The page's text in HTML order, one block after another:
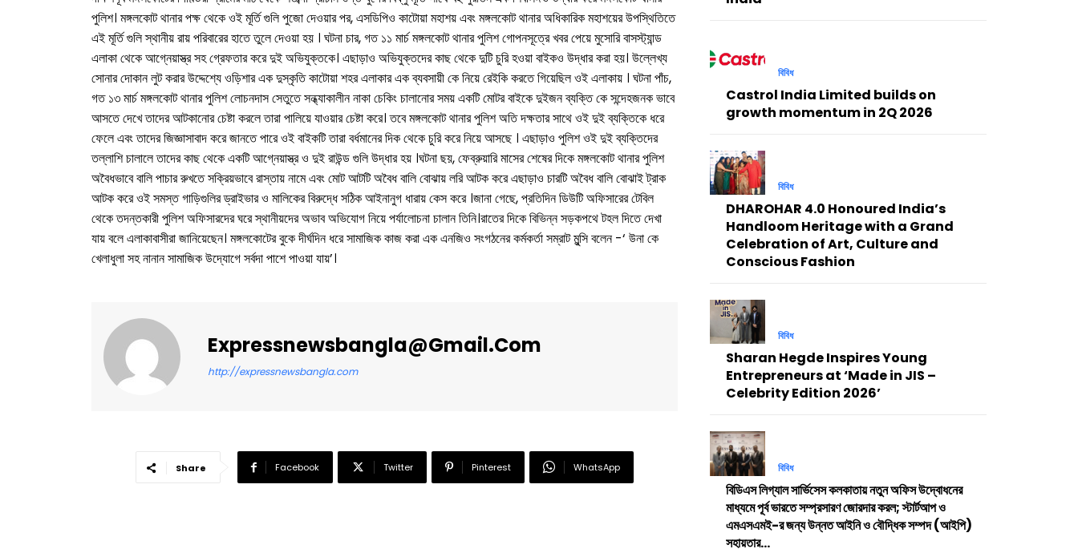
পুলিশ। মঙ্গলকোট থানার পক্ষ থেকে ওই মূর্তি গুলি পুজো দেওয়ার পর, এসডিপিও কাটোয়া মহাশয় এবং মঙ্গলকোট থানার অধিকারিক মহাশয়ের উপস্থিতিতে
এই মূর্তি গুলি স্থানীয় রায় পরিবারের হাতে তুলে দেওয়া হয় । ঘটনা চার, গত ১১ মার্চ মঙ্গলকোট থানার পুলিশ গোপনসূত্রে খবর পেয়ে মুসোরি বাসস্ট্যান্ড
এলাকা থেকে আগ্নেয়াস্ত্র সহ গ্রেফতার করে দুই অভিযুক্তকে। এছাড়াও অভিযুক্তদের কাছ থেকে দুটি চুরি হওয়া বাইকও উদ্ধার করা হয়। উল্লেখ্য
সোনার দোকান লুট করার উদ্দেশ্যে ওড়িশার এক দুস্কৃতি কাটোয়া শহর এলাকার এক ব্যবসায়ী কে নিয়ে রেইকি করতে গিয়েছিল ওই এলাকায় । ঘটনা পাঁচ,
গত ১৩ মার্চ মঙ্গলকোট থানার পুলিশ লোচনদাস সেতুতে সন্ধ্যাকালীন নাকা চেকিং চালানোর সময় একটি মোটর বাইকে দুইজন ব্যক্তি কে সন্দেহজনক ভাবে
আসতে দেখে তাদের আটকানোর চেষ্টা করলে তারা পালিয়ে যাওয়ার চেষ্টা করে। তবে মঙ্গলকোট থানার পুলিশ অতি দক্ষতার সাথে ওই দুই ব্যক্তিকে ধরে
ফেলে এবং তাদের জিজ্ঞাসাবাদ করে জানতে পারে ওই বাইকটি তারা বর্ধমানের দিক থেকে চুরি করে নিয়ে আসছে । এছাড়াও পুলিশ ওই দুই ব্যক্তিদের
তল্লাশি চালালে তাদের কাছ থেকে একটি আগ্নেয়াস্ত্র ও দুই রাউন্ড গুলি উদ্ধার হয় ।ঘটনা ছয়, ফেব্রুয়ারি মাসের শেষের দিকে মঙ্গলকোট থানার পুলিশ
অবৈধভাবে বালি পাচার রুখতে সক্রিয়ভাবে রাস্তায় নামে এবং মোট আটটি অবৈধ বালি বোঝায় লরি আটক করে এছাড়াও চারটি অবৈধ বালি বোঝাই ট্রাক
আটক করে ওই সমস্ত গাড়িগুলির ড্রাইভার ও মালিকের বিরুদ্ধে সঠিক আইনানুগ ধারায় কেস করে ।জানা গেছে, প্রতিদিন ডিউটি অফিসারের টেবিল
থেকে তদন্তকারী পুলিশ অফিসারদের ঘরে স্থানীয়দের অভাব অভিযোগ নিয়ে পর্যালোচনা চালান তিনি।রাতের দিকে বিভিন্ন সড়কপথে টহল দিতে দেখা
যায় বলে এলাকাবাসীরা জানিয়েছেন। মঙ্গলকোটের বুকে দীর্ঘদিন ধরে সামাজিক কাজ করা এক এনজিও সংগঠনের কর্মকর্তা সম্রাট মুন্সি বলেন -‘ উনা কে
খেলাধুলা সহ নানান সামাজিক উদ্যোগে সর্বদা পাশে পাওয়া যায়’।
Expressnewsbangla@gmail.com
http://expressnewsbangla.com
Share Facebook Twitter Pinterest WhatsApp
বিবিধ
Castrol India Limited builds on
growth momentum in 2Q 2026
বিবিধ
DHAROHAR 4.0 Honoured India’s
Handloom Heritage with a Grand
Celebration of Art, Culture and
Conscious Fashion
বিবিধ
Sharan Hegde Inspires Young
Entrepreneurs at ‘Made in JIS –
Celebrity Edition 2026’
বিবিধ
বিডিএস লিগ্যাল সার্ভিসেস কলকাতায় নতুন অফিস উদ্বোধনের
মাধ্যমে পূর্ব ভারতে সম্প্রসারণ জোরদার করল; স্টার্টআপ ও
এমএসএমই-র জন্য উন্নত আইনি ও বৌদ্ধিক সম্পদ (আইপি)
সহায়তার...